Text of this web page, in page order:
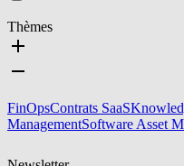
Thèmes
FinOpsContrats SaaS
ManagementSoftware Asset